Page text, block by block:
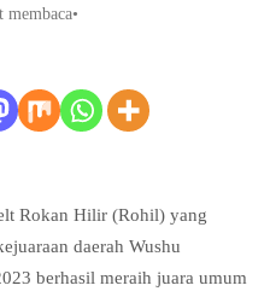
membaca•
Rokan Hilir (Rohil) yang
daerah Wushu
berhasil meraih juara umum